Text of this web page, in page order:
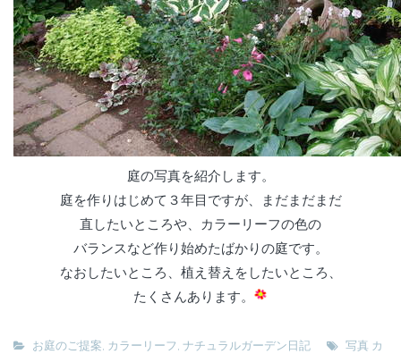
庭の写真を紹介します。
庭を作りはじめて３年目ですが、まだまだまだ
直したいところや、カラーリーフの色の
バランスなど作り始めたばかりの庭です。
なおしたいところ、植え替えをしたいところ、
たくさんあります。
お庭のご提案, カラーリーフ , ナチュラルガーデン日記
写真 カ